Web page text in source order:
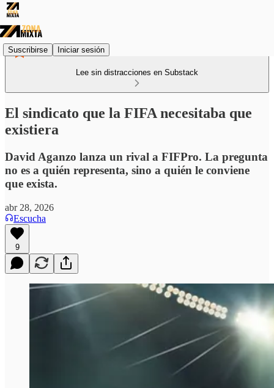
Suscribirse Iniciar sesión
Lee sin distracciones en Substack
El sindicato que la FIFA necesitaba que
existiera
David Aganzo lanza un rival a FIFPro. La pregunta
no es a quién representa, sino a quién le conviene
que exista.
abr 28, 2026
Escucha
9